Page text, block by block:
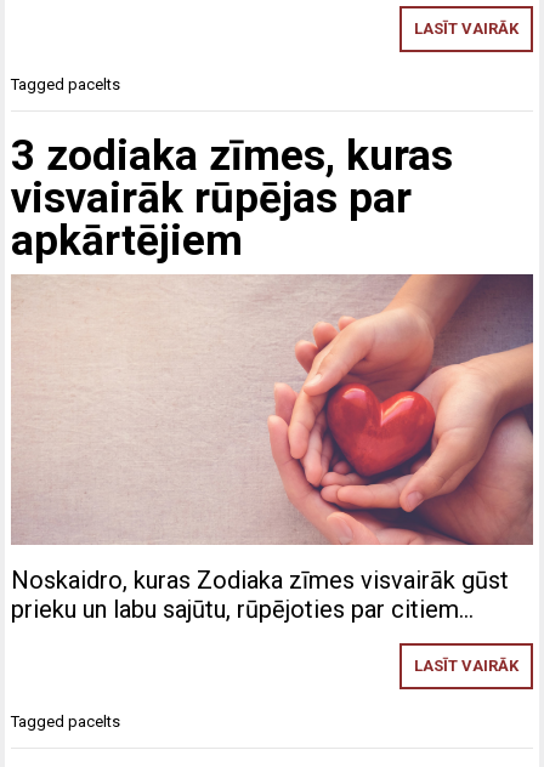
LASĪT VAIRĀK
Taggedpacelts
3 zodiaka zīmes, kuras
visvairāk rūpējas par
apkārtējiem
Noskaidro, kuras Zodiaka zīmes visvairāk gūst
prieku un labu sajūtu, rūpējoties par citiem…
LASĪT VAIRĀK
Taggedpacelts